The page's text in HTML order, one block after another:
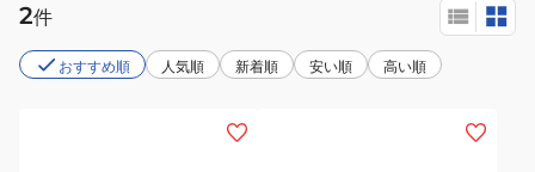
2件
おすすめ順 人気順 新着順 安い順 高い順